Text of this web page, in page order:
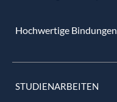
Hochwertige Bindungen
STUDIENARBEITEN